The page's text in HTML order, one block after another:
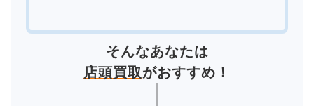
そんなあなたは
店頭買取がおすすめ！